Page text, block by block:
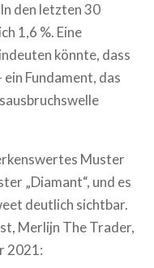
den letzten 30
1,6 %. Eine
könnte, dass
Fundament, das
Muster
„Diamant“, und es
deutlich sichtbar.
Merlijn The Trader,
2021: